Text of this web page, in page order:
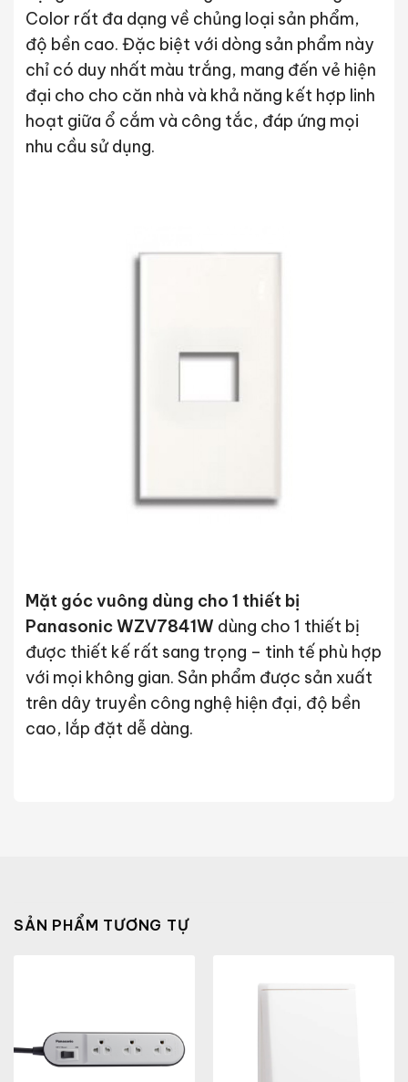
Color rất đa dạng về chủng loại sản phẩm,
độ bền cao. Đặc biệt với dòng sản phẩm này
chỉ có duy nhất màu trắng, mang đến vẻ hiện
đại cho cho căn nhà và khả năng kết hợp linh
hoạt giữa ổ cắm và công tắc, đáp ứng mọi
nhu cầu sử dụng.
Mặt góc vuông dùng cho 1 thiết bị
Panasonic WZV7841W dùng cho 1 thiết bị
được thiết kế rất sang trọng – tinh tế phù hợp
với mọi không gian. Sản phẩm được sản xuất
trên dây truyền công nghệ hiện đại, độ bền
cao, lắp đặt dễ dàng.
SẢN PHẨM TƯƠNG TỰ